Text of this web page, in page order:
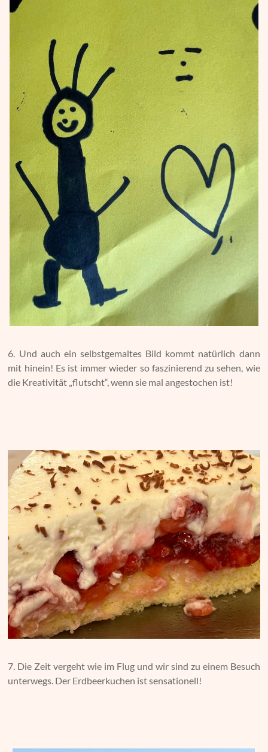
6. Und auch ein selbstgemaltes Bild kommt natürlich dann
mit hinein! Es ist immer wieder so faszinierend zu sehen, wie
die Kreativität „flutscht“, wenn sie mal angestochen ist!
7. Die Zeit vergeht wie im Flug und wir sind zu einem Besuch
unterwegs. Der Erdbeerkuchen ist sensationell!